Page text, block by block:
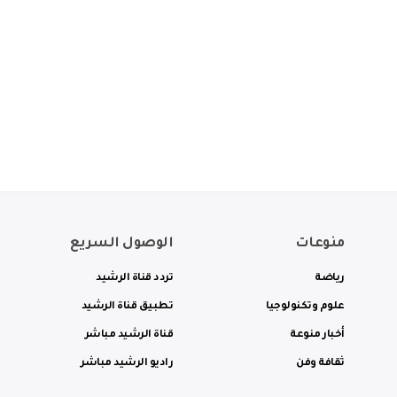
منوعات
رياضة
علوم وتكنولوجيا
أخبار منوعة
ثقافة وفن
الوصول السريع
تردد قناة الرشيد
تطبيق قناة الرشيد
قناة الرشيد مباشر
راديو الرشيد مباشر